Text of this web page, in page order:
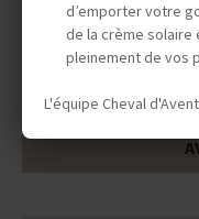
d’emporter votre
de la crème
pleinement de vos
L'équipe Cheval